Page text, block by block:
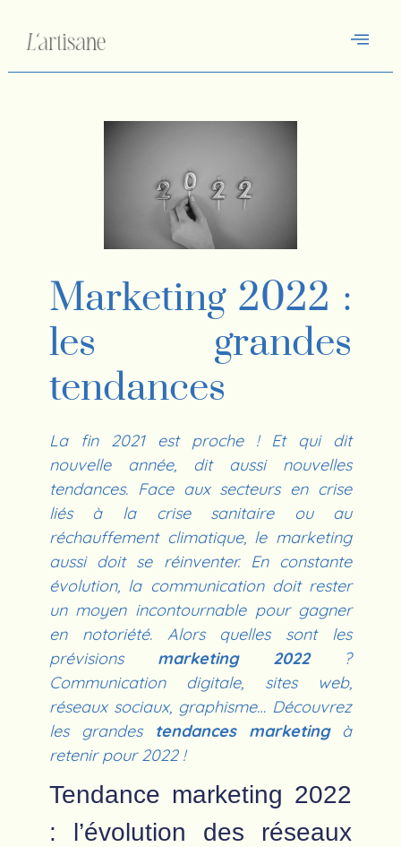
Marketing 2022 :
les grandes
tendances
La fin 2021 est proche ! Et qui dit
nouvelle année, dit aussi nouvelles
tendances. Face aux secteurs en crise
liés à la crise sanitaire ou au
réchauffement climatique, le marketing
aussi doit se réinventer. En constante
évolution, la communication doit rester
un moyen incontournable pour gagner
en notoriété. Alors quelles sont les
prévisions marketing 2022?
Communication digitale, sites web,
réseaux sociaux, graphisme… Découvrez
les grandes tendances marketingà
retenir pour 2022 !
Tendance marketing 2022
: l’évolution des réseaux